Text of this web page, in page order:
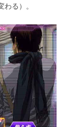
る）。